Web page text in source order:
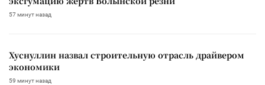
57 минут назад
Хуснуллин назвал строительную отрасль драйвером
экономики
59 минут назад